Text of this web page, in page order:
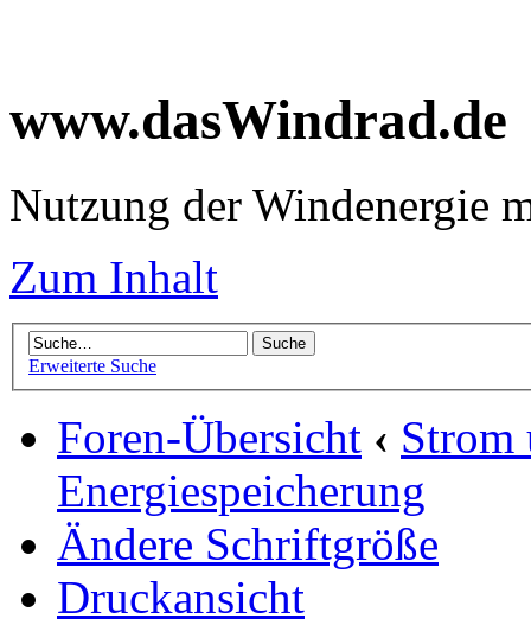
www.dasWindrad.de
Nutzung der Windenergie
Zum Inhalt
Erweiterte Suche
Foren-Übersicht ‹ Strom
Energiespeicherung
Ändere Schriftgröße
Druckansicht